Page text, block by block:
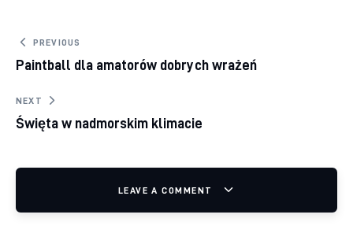
Nawigacja wpisu
PREVIOUS
Paintball dla amatorów dobrych wrażeń
NEXT
Święta w nadmorskim klimacie
LEAVE A COMMENT